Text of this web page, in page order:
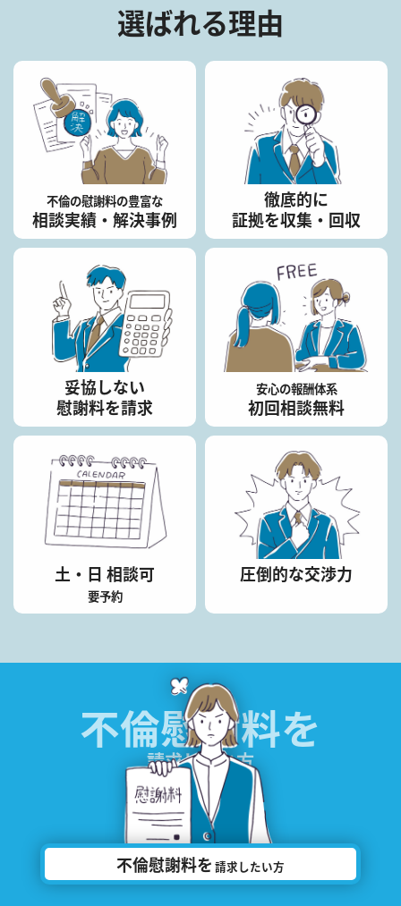
選ばれる理由
不倫の慰謝料の豊富な
相談実績・解決事例
徹底的に
証拠を収集・回収
妥協しない
慰謝料を請求
安心の報酬体系
初回相談無料
土・日 相談可
要予約
圧倒的な交渉力
不倫慰謝料を
請求したい方
不倫慰謝料を 請求したい方